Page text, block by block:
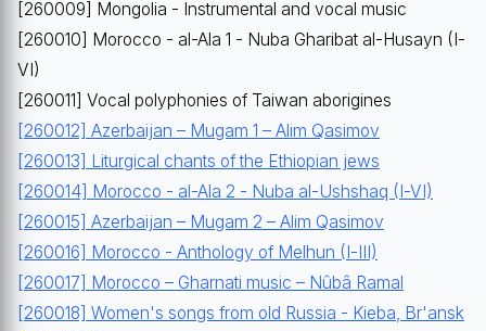
[260009] Mongolia - Instrumental and vocal music
[260010] Morocco - al-Ala 1 - Nuba Gharibat al-Husayn (I-
VI)
[260011] Vocal polyphonies of Taiwan aborigines
[260012] Azerbaijan – Mugam 1 – Alim Qasimov
[260013] Liturgical chants of the Ethiopian jews
[260014] Morocco - al-Ala 2 - Nuba al-Ushshaq (I-VI)
[260015] Azerbaijan – Mugam 2 – Alim Qasimov
[260016] Morocco - Anthology of Melhun (I-III)
[260017] Morocco – Gharnati music – Nûbâ Ramal
[260018] Women's songs from old Russia - Kieba, Br'ansk